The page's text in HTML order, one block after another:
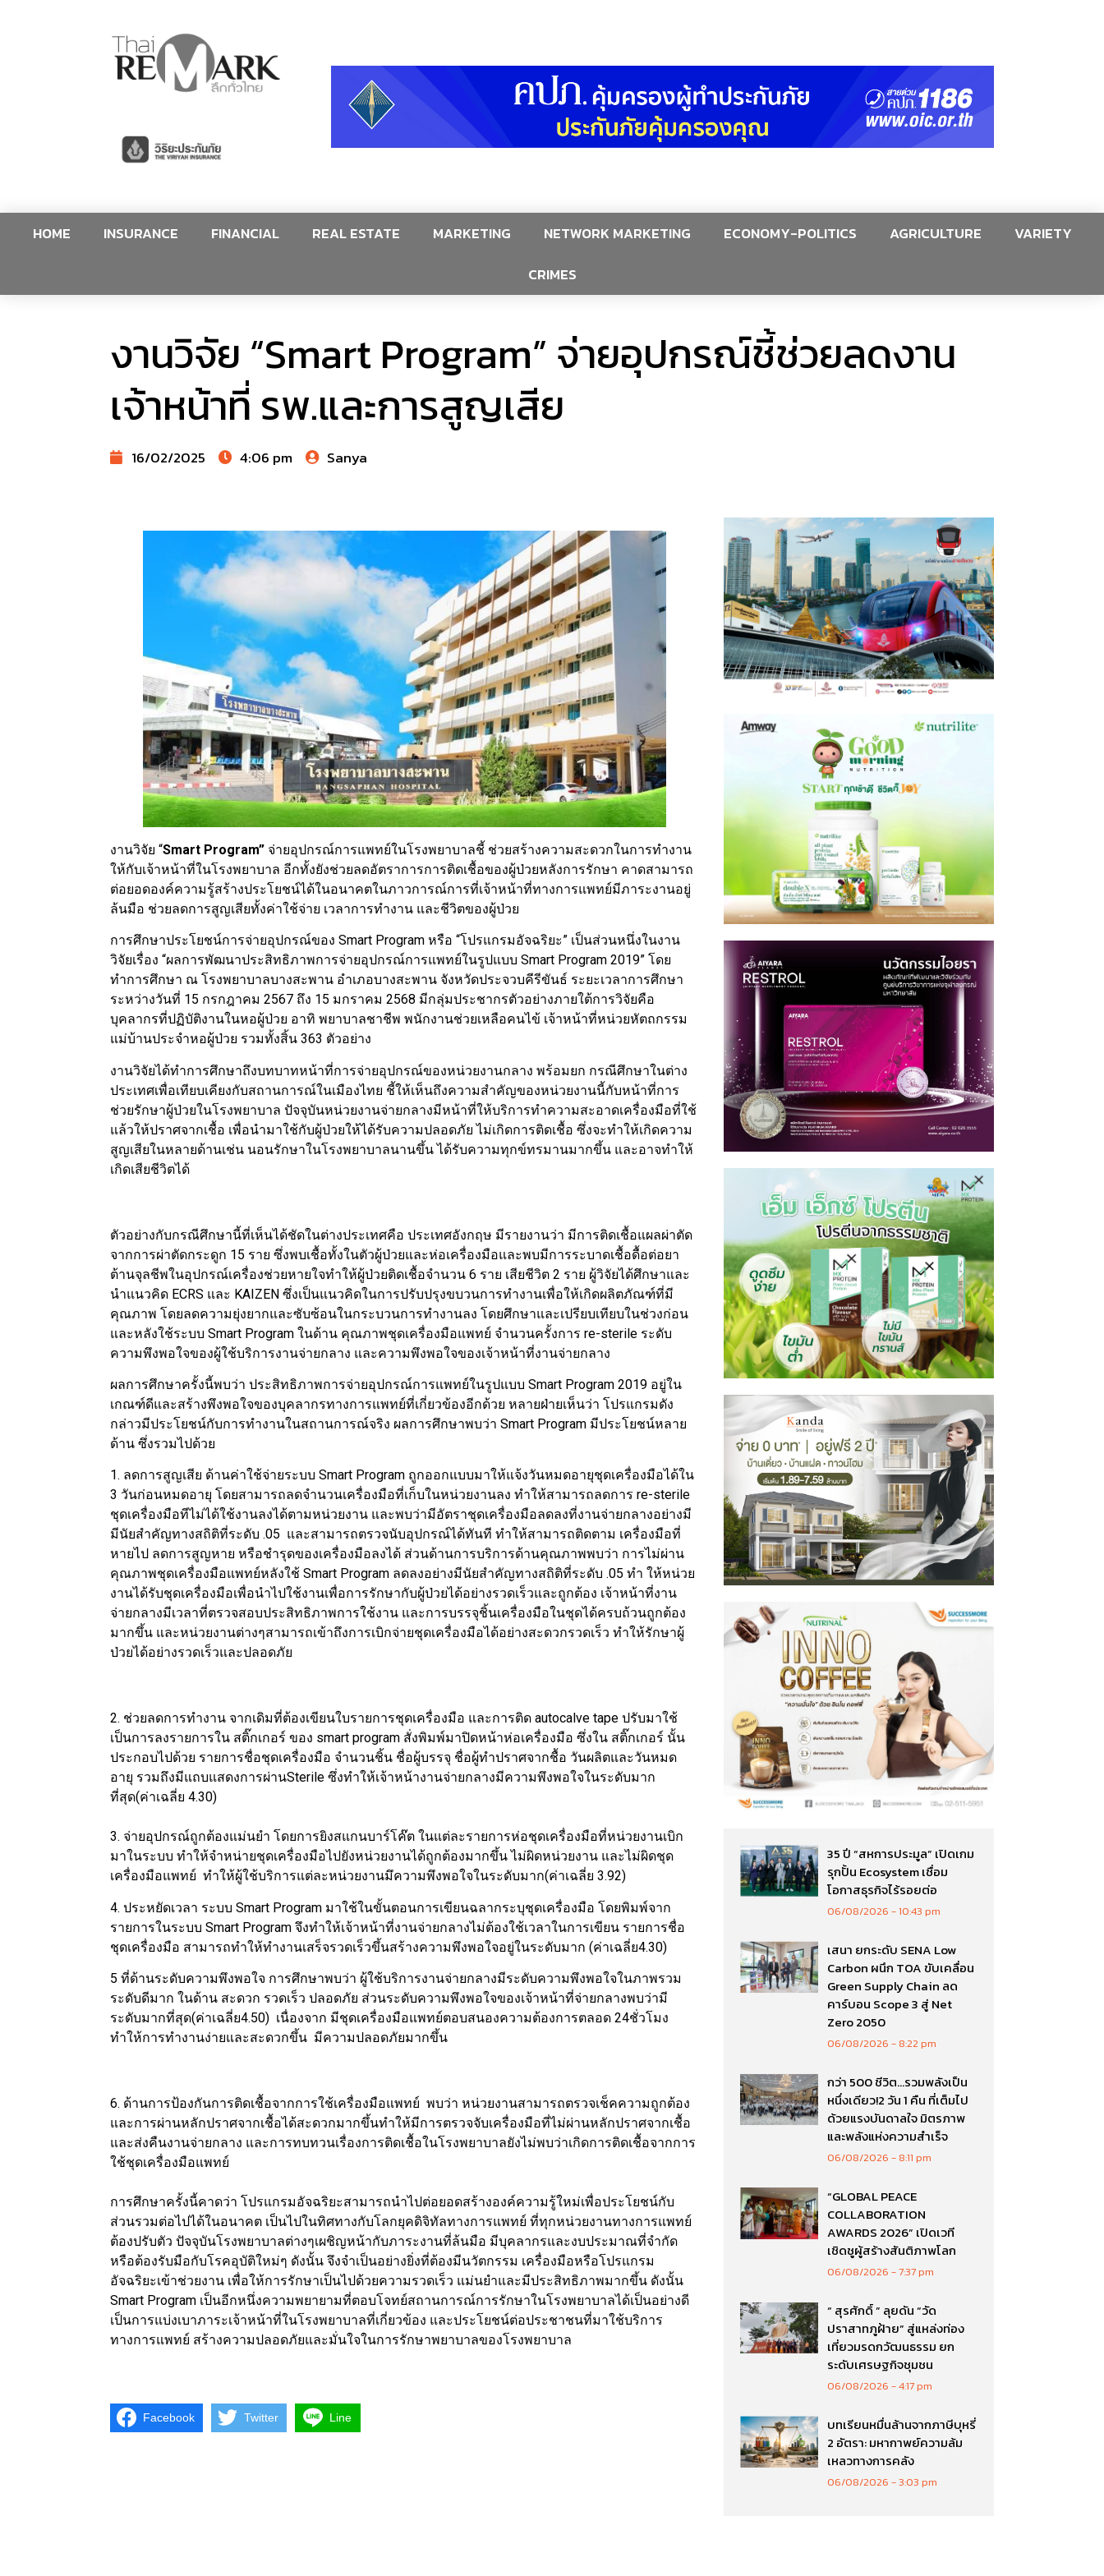
HOME INSURANCE FINANCIAL REAL ESTATE MARKETING NETWORK MARKETING ECONOMY-POLITICS AGRICULTURE
VARIETY
CRIMES
งานวิจัย “Smart Program” จ่ายอุปกรณ์ชี้ช่วยลดงาน
เจ้าหน้าที่ รพ.และการสูญเสีย
16/02/2025 4:06 pm Sanya
งานวิจัย “Smart Program” จ่ายอุปกรณ์การแพทย์ในโรงพยาบาลชี้ ช่วยสร้างความสะดวกในการทำงาน
ให้กับเจ้าหน้าที่ในโรงพยาบาล อีกทั้งยังช่วยลดอัตราการการติดเชื้อของผู้ป่วยหลังการรักษา คาดสามารถ
ต่อยอดองค์ความรู้สร้างประโยชน์ได้ในอนาคตในภาวการณ์การที่เจ้าหน้าที่ทางการแพทย์มีภาระงานอยู่
ล้นมือ ช่วยลดการสูญเสียทั้งค่าใช้จ่าย เวลาการทำงาน และชีวิตของผู้ป่วย
การศึกษาประโยชน์การจ่ายอุปกรณ์ของ Smart Program หรือ “โปรแกรมอัจฉริยะ” เป็นส่วนหนึ่งในงาน
วิจัยเรื่อง “ผลการพัฒนาประสิทธิภาพการจ่ายอุปกรณ์การแพทย์ในรูปแบบ Smart Program 2019” โดย
ทำการศึกษา ณ โรงพยาบาลบางสะพาน อำเภอบางสะพาน จังหวัดประจวบคีรีขันธ์ ระยะเวลาการศึกษา
ระหว่างวันที่ 15 กรกฎาคม 2567 ถึง 15 มกราคม 2568 มีกลุ่มประชากรตัวอย่างภายใต้การวิจัยคือ
บุคลากรที่ปฏิบัติงานในหอผู้ป่วย อาทิ พยาบาลชาชีพ พนักงานช่วยเหลือคนไข้ เจ้าหน้าที่หน่วยหัตถกรรม
แม่บ้านประจำหอผู้ป่วย รวมทั้งสิ้น 363 ตัวอย่าง
งานวิจัยได้ทำการศึกษาถึงบทบาทหน้าที่การจ่ายอุปกรณ์ของหน่วยงานกลาง พร้อมยก กรณีศึกษาในต่าง
ประเทศเพื่อเทียบเคียงกับสถานการณ์ในเมืองไทย ชี้ให้เห็นถึงความสำคัญของหน่วยงานนี้กับหน้าที่การ
ช่วยรักษาผู้ป่วยในโรงพยาบาล ปัจจุบันหน่วยงานจ่ายกลางมีหน้าที่ให้บริการทำความสะอาดเครื่องมือที่ใช้
แล้วให้ปราศจากเชื้อ เพื่อนำมาใช้กับผู้ป่วยให้ได้รับความปลอดภัย ไม่เกิดการติดเชื้อ ซึ่งจะทำให้เกิดความ
สูญเสียในหลายด้านเช่น นอนรักษาในโรงพยาบาลนานขึ้น ได้รับความทุกข์ทรมานมากขึ้น และอาจทำให้
เกิดเสียชีวิตได้
ตัวอย่างกับกรณีศึกษานี้ที่เห็นได้ชัดในต่างประเทศคือ ประเทศอังกฤษ มีรายงานว่า มีการติดเชื้อแผลผ่าตัด
จากการผ่าตัดกระดูก 15 ราย ซึ่งพบเชื้อทั้งในตัวผู้ป่วยและห่อเครื่องมือและพบมีการระบาดเชื้อดื้อต่อยา
ต้านจุลชีพในอุปกรณ์เครื่องช่วยหายใจทำให้ผู้ป่วยติดเชื้อจำนวน 6 ราย เสียชีวิต 2 ราย ผู้วิจัยได้ศึกษาและ
นำแนวคิด ECRS และ KAIZEN ซึ่งเป็นแนวคิดในการปรับปรุงขบวนการทำงานเพื่อให้เกิดผลิตภัณฑ์ที่มี
คุณภาพ โดยลดความยุ่งยากและซับซ้อนในกระบวนการทำงานลง โดยศึกษาและเปรียบเทียบในช่วงก่อน
และหลังใช้ระบบ Smart Program ในด้าน คุณภาพชุดเครื่องมือแพทย์ จำนวนครั้งการ re-sterile ระดับ
ความพึงพอใจของผู้ใช้บริการงานจ่ายกลาง และความพึงพอใจของเจ้าหน้าที่งานจ่ายกลาง
ผลการศึกษาครั้งนี้พบว่า ประสิทธิภาพการจ่ายอุปกรณ์การแพทย์ในรูปแบบ Smart Program 2019 อยู่ใน
เกณฑ์ดีและสร้างพึงพอใจของบุคลากรทางการแพทย์ที่เกี่ยวข้องอีกด้วย หลายฝ่ายเห็นว่า โปรแกรมดัง
กล่าวมีประโยชน์กับการทำงานในสถานการณ์จริง ผลการศึกษาพบว่า Smart Program มีประโยชน์หลาย
ด้าน ซึ่งรวมไปด้วย
1. ลดการสูญเสีย ด้านค่าใช้จ่ายระบบ Smart Program ถูกออกแบบมาให้แจ้งวันหมดอายุชุดเครื่องมือได้ใน
3 วันก่อนหมดอายุ โดยสามารถลดจำนวนเครื่องมือที่เก็บในหน่วยงานลง ทำให้สามารถลดการ re-sterile
ชุดเครื่องมือทีไม่ได้ใช้งานลงได้ตามหน่วยงาน และพบว่ามีอัตราชุดเครื่องมือลดลงที่งานจ่ายกลางอย่างมี
มีนัยสำคัญทางสถิติที่ระดับ .05 และสามารถตรวจนับอุปกรณ์ได้ทันที ทำให้สามารถติดตาม เครื่องมือที่
หายไป ลดการสูญหาย หรือชำรุดของเครื่องมือลงได้ ส่วนด้านการบริการด้านคุณภาพพบว่า การไม่ผ่าน
คุณภาพชุดเครื่องมือแพทย์หลังใช้ Smart Program ลดลงอย่างมีนัยสำคัญทางสถิติที่ระดับ .05 ทำ ให้หน่วย
งานได้รับชุดเครื่องมือเพื่อนำไปใช้งานเพื่อการรักษากับผู้ป่วยได้อย่างรวดเร็วและถูกต้อง เจ้าหน้าที่งาน
จ่ายกลางมีเวลาที่ตรวจสอบประสิทธิภาพการใช้งาน และการบรรจุชิ้นเครื่องมือในชุดได้ครบถ้วนถูกต้อง
มากขึ้น และหน่วยงานต่างๆสามารถเข้าถึงการเบิกจ่ายชุดเครื่องมือได้อย่างสะดวกรวดเร็ว ทำให้รักษาผู้
ป่วยได้อย่างรวดเร็วและปลอดภัย
2. ช่วยลดการทำงาน จากเดิมที่ต้องเขียนใบรายการชุดเครื่องมือ และการติด autocalve tape ปรับมาใช้
เป็นการลงรายการใน สติ๊กเกอร์ ของ smart program สั่งพิมพ์มาปิดหน้าห่อเครื่องมือ ซึ่งใน สติ๊กเกอร์ นั้น
ประกอบไปด้วย รายการชื่อชุดเครื่องมือ จำนวนชิ้น ชื่อผู้บรรจุ ชื่อผู้ทำปราศจากชื้อ วันผลิตและวันหมด
อายุ รวมถึงมีแถบแสดงการผ่านSterile ซึ่งทำให้เจ้าหน้างานจ่ายกลางมีความพึงพอใจในระดับมาก
ที่สุด(ค่าเฉลี่ย 4.30)
3. จ่ายอุปกรณ์ถูกต้องแม่นยำ โดยการยิงสแกนบาร์โค๊ต ในแต่ละรายการห่อชุดเครื่องมือที่หน่วยงานเบิก
มาในระบบ ทำให้จำหน่ายชุดเครื่องมือไปยังหน่วยงานได้ถูกต้องมากขึ้น ไม่ผิดหน่วยงาน และไม่ผิดชุด
เครื่องมือแพทย์ ทำให้ผู้ใช้บริการแต่ละหน่วยงานมึความพึงพอใจในระดับมาก(ค่าเฉลี่ย 3.92)
4. ประหยัดเวลา ระบบ Smart Program มาใช้ในขั้นตอนการเขียนฉลากระบุชุดเครื่องมือ โดยพิมพ์จาก
รายการในระบบ Smart Program จึงทำให้เจ้าหน้าที่งานจ่ายกลางไม่ต้องใช้เวลาในการเขียน รายการชื่อ
ชุดเครื่องมือ สามารถทำให้ทำงานเสร็จรวดเร็วขึ้นสร้างความพึงพอใจอยู่ในระดับมาก (ค่าเฉลี่ย4.30)
5 ที่ด้านระดับความพึงพอใจ การศึกษาพบว่า ผู้ใช้บริการงานจ่ายกลางมีระดับความพึงพอใจในภาพรวม
ระดับดีมาก ในด้าน สะดวก รวดเร็ว ปลอดภัย ส่วนระดับความพึงพอใจของเจ้าหน้าที่จ่ายกลางพบว่ามี
ระดับมากที่สุด(ค่าเฉลี่ย4.50) เนื่องจาก มีชุดเครื่องมือแพทย์ตอบสนองความต้องการตลอด 24ชั่วโมง
ทำให้การทำงานง่ายและสะดวกขึ้น มีความปลอดภัยมากขึ้น
6. ด้านการป้องกันการติดเชื้อจากการใช้เครื่องมือแพทย์ พบว่า หน่วยงานสามารถตรวจเช็คความถูกต้อง
และการผ่านหลักปราศจากเชื้อได้สะดวกมากขึ้นทำให้มีการตรวจจับเครื่องมือที่ไม่ผ่านหลักปราศจากเชื้อ
และส่งคืนงานจ่ายกลาง และการทบทวนเรื่องการติดเชื้อในโรงพยาบาลยังไม่พบว่าเกิดการติดเชื้อจากการ
ใช้ชุดเครื่องมือแพทย์
การศึกษาครั้งนี้คาดว่า โปรแกรมอัจฉริยะสามารถนำไปต่อยอดสร้างองค์ความรู้ใหม่เพื่อประโยชน์กับ
ส่วนรวมต่อไปได้ในอนาคต เป็นไปในทิศทางกับโลกยุคดิจิทัลทางการแพทย์ ที่ทุกหน่วยงานทางการแพทย์
ต้องปรับตัว ปัจจุบันโรงพยาบาลต่างๆเผชิญหน้ากับภาระงานที่ล้นมือ มีบุคลากรและงบประมาณที่จำกัด
หรือต้องรับมือกับโรคอุบัติใหม่ๆ ดังนั้น จึงจำเป็นอย่างยิ่งที่ต้องมีนวัตกรรม เครื่องมือหรือโปรแกรม
อัจฉริยะเข้าช่วยงาน เพื่อให้การรักษาเป็นไปด้วยความรวดเร็ว แม่นยำและมีประสิทธิภาพมากขึ้น ดังนั้น
Smart Program เป็นอีกหนึ่งความพยายามที่ตอบโจทย์สถานการณ์การรักษาในโรงพยาบาลได้เป็นอย่างดี
เป็นการแบ่งเบาภาระเจ้าหน้าที่ในโรงพยาบาลที่เกี่ยวข้อง และประโยชน์ต่อประชาชนที่มาใช้บริการ
ทางการแพทย์ สร้างความปลอดภัยและมั่นใจในการรักษาพยาบาลของโรงพยาบาล
Facebook Twitter Line
35 ปี “สหการประมูล” เปิดเกม
รุกปั้น Ecosystem เชื่อม
โอกาสธุรกิจไร้รอยต่อ
06/08/2026 10:43 pm
เสนา ยกระดับ SENA Low
Carbon ผนึก TOA ขับเคลื่อน
Green Supply Chain ลด
คาร์บอน Scope 3 สู่ Net
Zero 2050
06/08/2026 8:22 pm
กว่า 500 ชีวิต…รวมพลังเป็น
หนึ่งเดียว!2 วัน 1 คืน ที่เต็มไป
ด้วยแรงบันดาลใจ มิตรภาพ
และพลังแห่งความสำเร็จ
06/08/2026 8:11 pm
“GLOBAL PEACE
COLLABORATION
AWARDS 2026” เปิดเวที
เชิดชูผู้สร้างสันติภาพโลก
06/08/2026 7:37 pm
“ สุรศักดิ์ ” ลุยดัน “วัด
ปราสาทภูฝ้าย” สู่แหล่งท่อง
เที่ยวมรดกวัฒนธรรม ยก
ระดับเศรษฐกิจชุมชน
06/08/2026 4:17 pm
บทเรียนหมื่นล้านจากภาษีบุหรี่
2 อัตรา: มหากาพย์ความล้ม
เหลวทางการคลัง
06/08/2026 3:03 pm